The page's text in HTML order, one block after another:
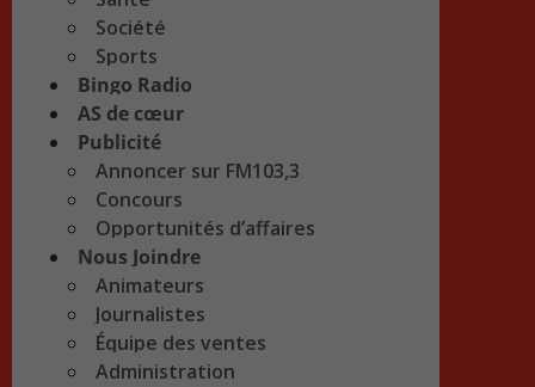
Société
Sports
Bingo Radio
AS de cœur
Publicité
Annoncer sur FM103,3
Concours
Opportunités d’affaires
Nous Joindre
Animateurs
Journalistes
Équipe des ventes
Administration